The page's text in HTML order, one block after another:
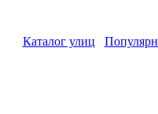
Каталог улиц